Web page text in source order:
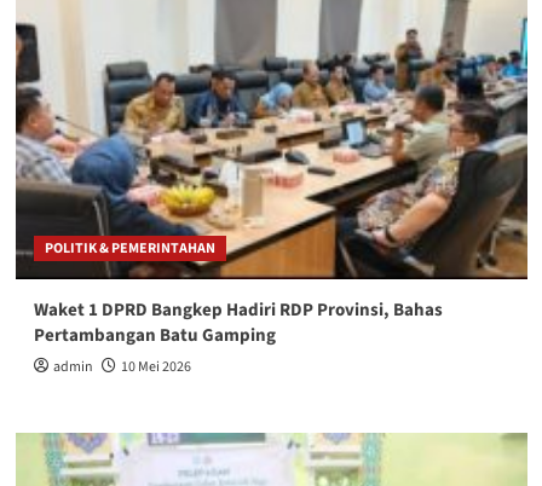
POLITIK & PEMERINTAHAN
Waket 1 DPRD Bangkep Hadiri RDP Provinsi, Bahas
Pertambangan Batu Gamping
admin 10 Mei 2026